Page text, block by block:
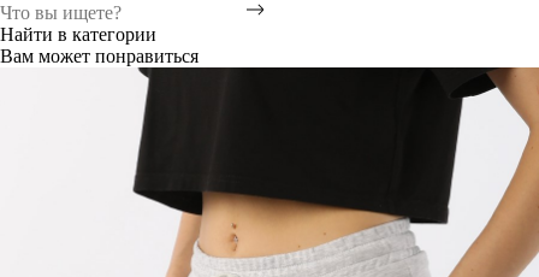
Найти в категории
Вам может понравиться